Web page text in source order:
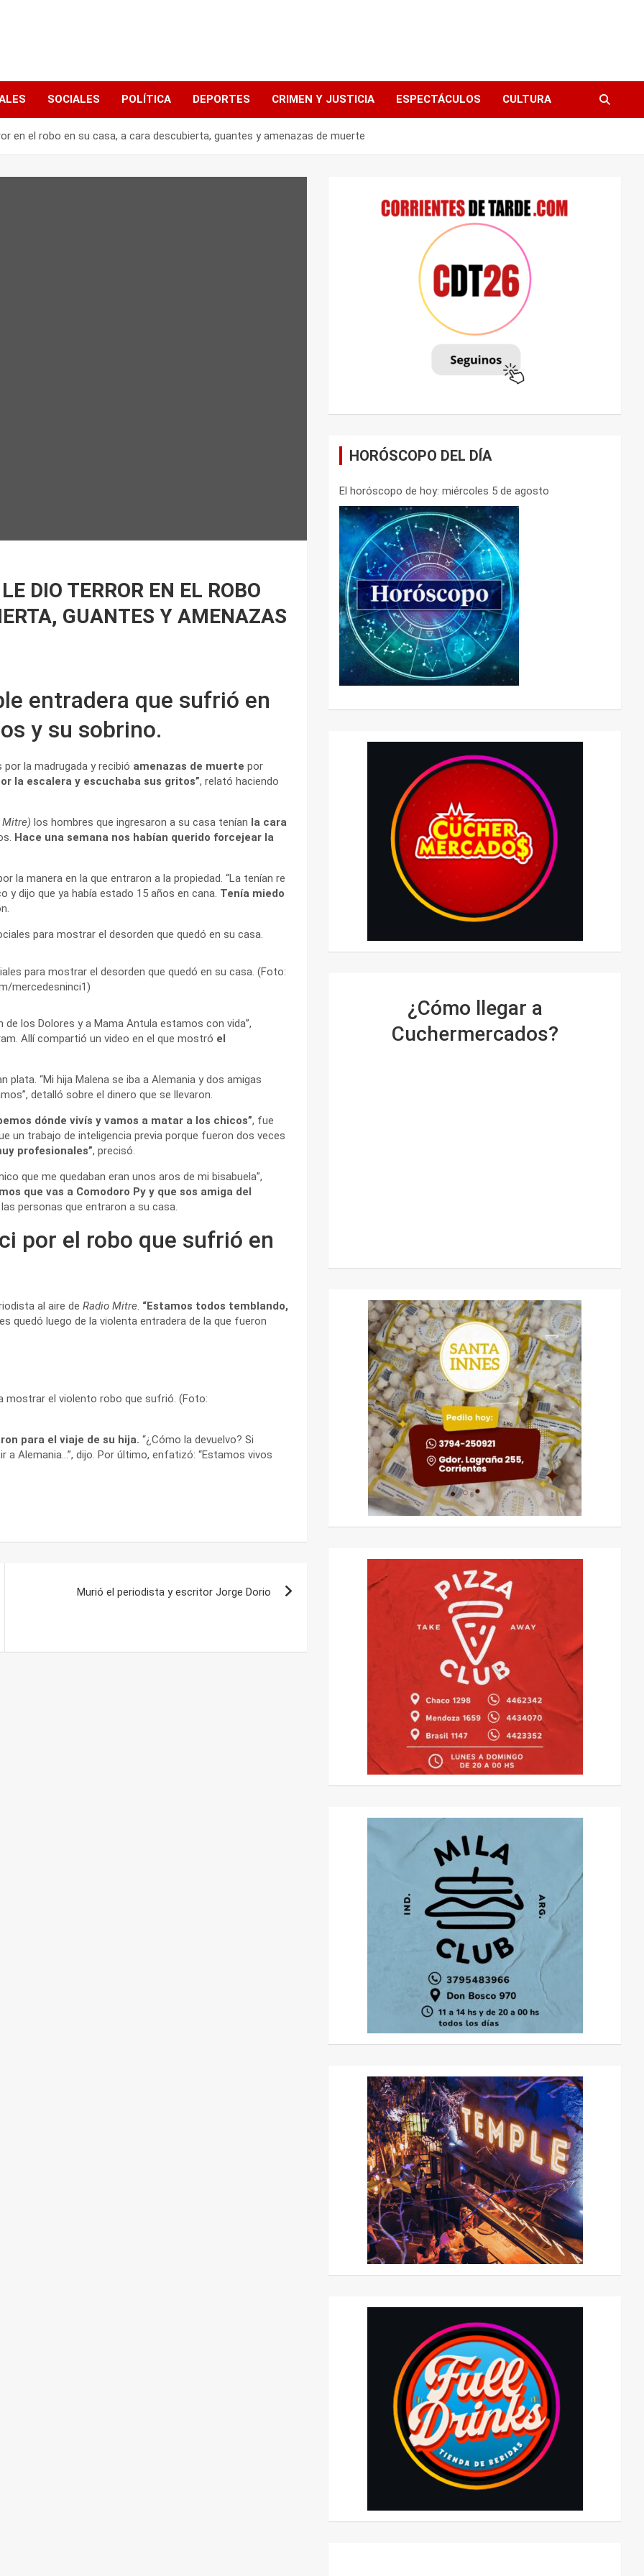
SOCIALES POLÍTICA DEPORTES CRIMEN Y JUSTICIA ESPECTÁCULOS CULTURA
en el robo en su casa, a cara descubierta, guantes y amenazas de muerte
DIO TERROR EN EL ROBO
GUANTES Y AMENAZAS
entradera que sufrió en
y su sobrino.
la madrugada y recibió amenazas de muerte por
la escalera y escuchaba sus gritos”, relató haciendo
Mitre) los hombres que ingresaron a su casa tenían la cara
Hace una semana nos habían querido forcejear la
la manera en la que entraron a la propiedad. “La tenían re
y dijo que ya había estado 15 años en cana. Tenía miedo
para mostrar el desorden que quedó en su casa. (Foto:
mercedesninci1)
de los Dolores y a Mama Antula estamos con vida”,
Allí compartió un video en el que mostró el
plata. “Mi hija Malena se iba a Alemania y dos amigas
detalló sobre el dinero que se llevaron.
dónde vivís y vamos a matar a los chicos”, fue
un trabajo de inteligencia previa porque fueron dos veces
profesionales”, precisó.
que me quedaban eran unos aros de mi bisabuela”,
que vas a Comodoro Py y que sos amiga del
personas que entraron a su casa.
por el robo que sufrió en
al aire de Radio Mitre. “Estamos todos temblando,
quedó luego de la violenta entradera de la que fueron
mostrar el violento robo que sufrió. (Foto:
para el viaje de su hija. “¿Cómo la devuelvo? Si
Alemania…”, dijo. Por último, enfatizó: “Estamos vivos
Murió el periodista y escritor Jorge Dorio
HORÓSCOPO DEL DÍA
El horóscopo de hoy: miércoles 5 de agosto
¿Cómo llegar a
Cuchermercados?